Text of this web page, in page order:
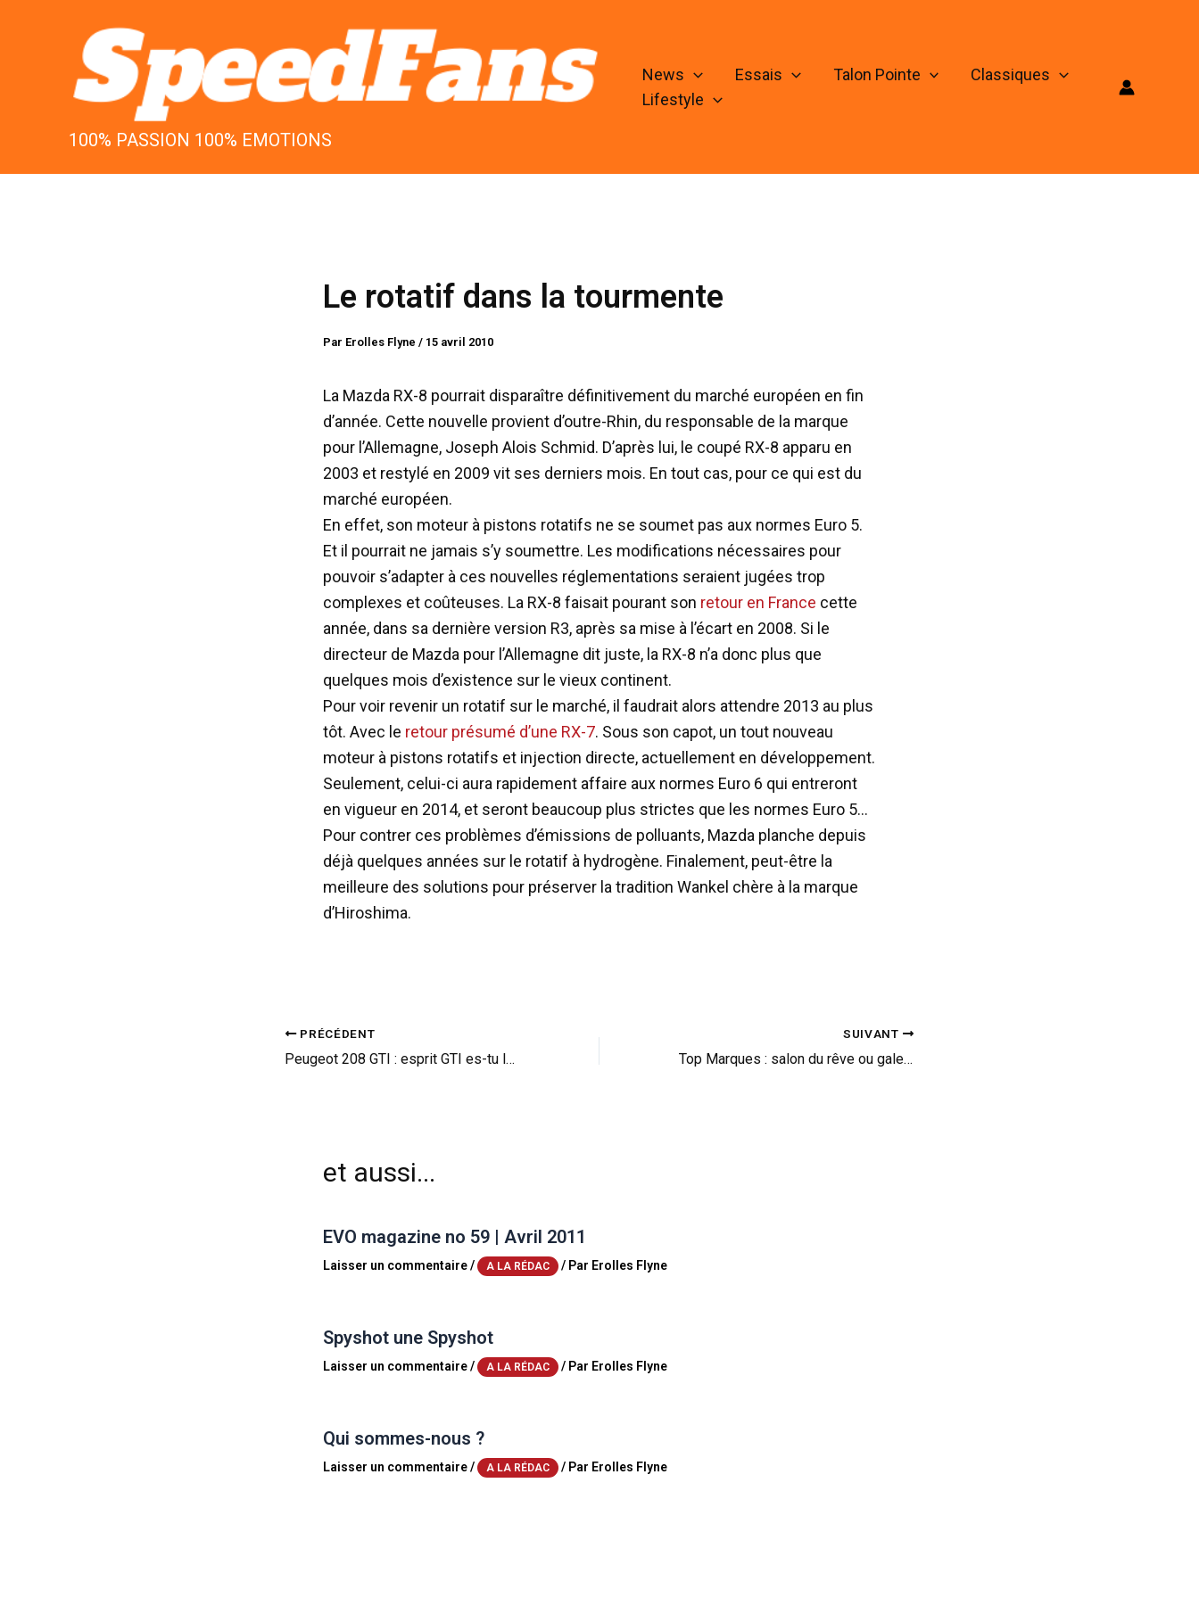
100% PASSION 100% EMOTIONS
News Essais Talon Pointe
Classiques
Lifestyle
Le rotatif dans la tourmente
Par Erolles Flyne / 15 avril 2010
La Mazda RX-8 pourrait disparaître définitivement du marché européen en fin
d’année. Cette nouvelle provient d’outre-Rhin, du responsable de la marque
pour l’Allemagne, Joseph Alois Schmid. D’après lui, le coupé RX-8 apparu en
2003 et restylé en 2009 vit ses derniers mois. En tout cas, pour ce qui est du
marché européen.
En effet, son moteur à pistons rotatifs ne se soumet pas aux normes Euro 5.
Et il pourrait ne jamais s’y soumettre. Les modifications nécessaires pour
pouvoir s’adapter à ces nouvelles réglementations seraient jugées trop
complexes et coûteuses. La RX-8 faisait pourant son retour en France cette
année, dans sa dernière version R3, après sa mise à l’écart en 2008. Si le
directeur de Mazda pour l’Allemagne dit juste, la RX-8 n’a donc plus que
quelques mois d’existence sur le vieux continent.
Pour voir revenir un rotatif sur le marché, il faudrait alors attendre 2013 au plus
tôt. Avec le retour présumé d’une RX-7. Sous son capot, un tout nouveau
moteur à pistons rotatifs et injection directe, actuellement en développement.
Seulement, celui-ci aura rapidement affaire aux normes Euro 6 qui entreront
en vigueur en 2014, et seront beaucoup plus strictes que les normes Euro 5…
Pour contrer ces problèmes d’émissions de polluants, Mazda planche depuis
déjà quelques années sur le rotatif à hydrogène. Finalement, peut-être la
meilleure des solutions pour préserver la tradition Wankel chère à la marque
d’Hiroshima.
PRÉCÉDENT
Peugeot 208 GTI : esprit GTI es-tu là ?
SUIVANT
Top Marques : salon du rêve ou galerie des horreurs ?
et aussi...
EVO magazine no 59 | Avril 2011
Laisser un commentaire/ A LA RÉDAC / Par Erolles Flyne
Spyshot une Spyshot
Laisser un commentaire/ A LA RÉDAC / Par Erolles Flyne
Qui sommes-nous ?
Laisser un commentaire/ A LA RÉDAC / Par Erolles Flyne